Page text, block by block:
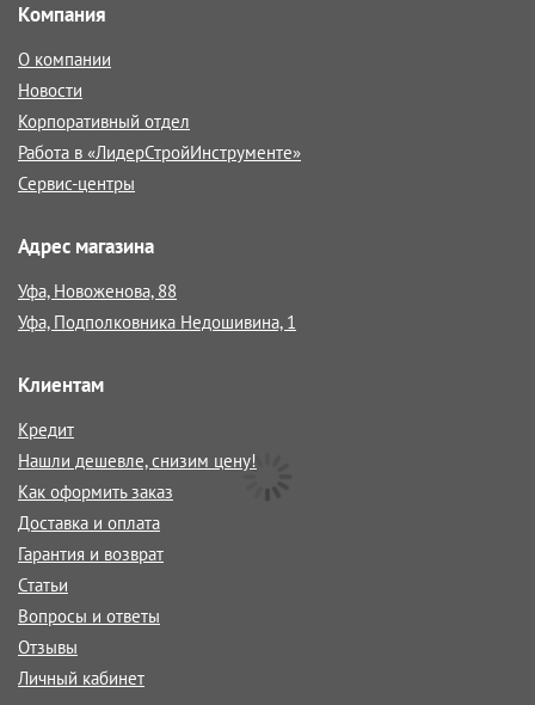
Компания
О компании
Новости
Корпоративный отдел
Работа в «ЛидерСтройИнструменте»
Сервис-центры
Адрес магазина
Уфа, Новоженова, 88
Уфа, Подполковника Недошивина, 1
Клиентам
Кредит
Нашли дешевле, снизим цену!
Как оформить заказ
Доставка и оплата
Гарантия и возврат
Статьи
Вопросы и ответы
Отзывы
Личный кабинет